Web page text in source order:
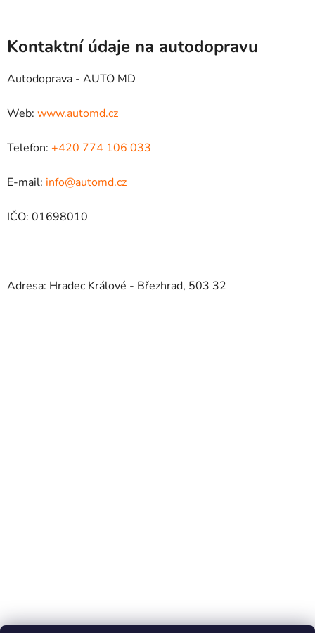
Kontaktní údaje na autodopravu
Autodoprava - AUTO MD
Web: www.automd.cz
Telefon: +420 774 106 033
E-mail: info@automd.cz
IČO: 01698010
Adresa: Hradec Králové - Březhrad, 503 32